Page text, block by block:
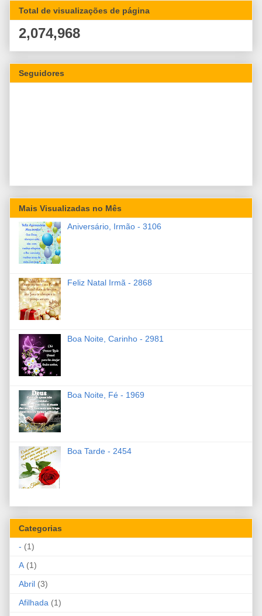
Total de visualizações de página
2,074,968
Seguidores
Mais Visualizadas no Mês
Aniversário, Irmão - 3106
Feliz Natal Irmã - 2868
Boa Noite, Carinho - 2981
Boa Noite, Fé - 1969
Boa Tarde - 2454
Categorias
- (1)
A (1)
Abril (3)
Afilhada (1)